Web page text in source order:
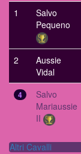
1
Salvo
Pequeno
2
Aussie
Vidal
4
Salvo
Mariaussie
II
Altri Cavalli